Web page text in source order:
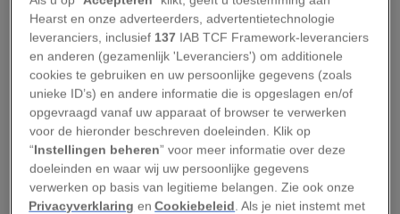
wandeling in het woud maken, zijn volgens Lee
Kantar, herten- en elandenbioloog van de staat
Maine, waarschijnlijk minder dan een maand oud
– dat leidt hij af van hun grootte en mobiliteit.
De meeste kalfjes worden rond 15 mei geboren,
waartoe deze twee waarschijnlijk ook behoren.
Het komt regelmatig voor dat daar een tweeling
bij is.
Hearst en onze adverteerders, advertentietechnologie
leveranciers, inclusief 137 IAB TCF Framework-leveranciers
en anderen (gezamenlijk 'Leveranciers') om additionele
cookies te gebruiken en uw persoonlijke gegevens (zoals
unieke ID’s) en andere informatie die is opgeslagen en/of
opgevraagd vanaf uw apparaat of browser te verwerken
voor de hieronder beschreven doeleinden. Klik op
“Instellingen beheren” voor meer informatie over deze
doeleinden en waar wij uw persoonlijke gegevens
verwerken op basis van legitieme belangen. Zie ook onze
Privacyverklaring enCookiebeleid. Als je niet instemt met